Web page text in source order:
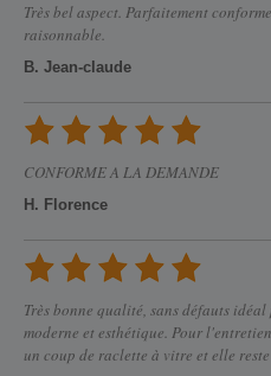
Très bel aspect. Parfaitement
raisonnable.
B. Jean-claude
CONFORME A LA DEMANDE
H. Florence
Très bonne qualité, sans défauts
moderne et esthétique. Pour
un coup de raclette à vitre et elle